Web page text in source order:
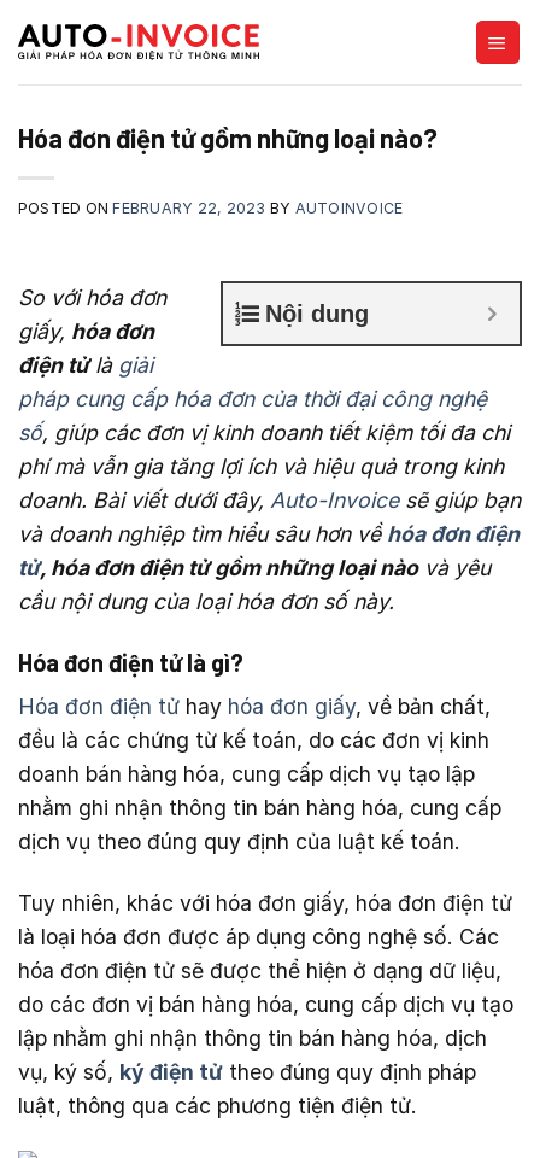
to
Hóa đơn điện tử gồm những loại nào?
POSTED ONFEBRUARY 22, 2023 BY AUTOINVOICE
Nội dung
So với hóa đơn
giấy, hóa đơn
điện tửlà giải
pháp cung cấp hóa đơn của thời đại công nghệ
số, giúp các đơn vị kinh doanh tiết kiệm tối đa chi
phí mà vẫn gia tăng lợi ích và hiệu quả trong kinh
doanh. Bài viết dưới đây, Auto-Invoicesẽ giúp bạn
và doanh nghiệp tìm hiểu sâu hơn về hóa đơn điện
tử, hóa đơn điện tử gồm những loại nàovà yêu
cầu nội dung của loại hóa đơn số này.
Hóa đơn điện tử là gì?
Hóa đơn điện tử hay hóa đơn giấy, về bản chất,
đều là các chứng từ kế toán, do các đơn vị kinh
doanh bán hàng hóa, cung cấp dịch vụ tạo lập
nhằm ghi nhận thông tin bán hàng hóa, cung cấp
dịch vụ theo đúng quy định của luật kế toán.
Tuy nhiên, khác với hóa đơn giấy, hóa đơn điện tử
là loại hóa đơn được áp dụng công nghệ số. Các
hóa đơn điện tử sẽ được thể hiện ở dạng dữ liệu,
do các đơn vị bán hàng hóa, cung cấp dịch vụ tạo
lập nhằm ghi nhận thông tin bán hàng hóa, dịch
vụ, ký số, ký điện tử theo đúng quy định pháp
luật, thông qua các phương tiện điện tử.